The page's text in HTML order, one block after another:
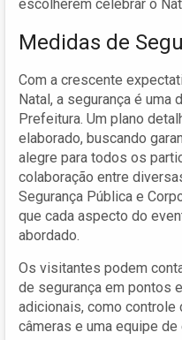
escolherem celebrar o
Medidas de
Com a crescente
Natal, a segurança é
Prefeitura. Um plano
elaborado, buscando
alegre para todos os
colaboração entre
Segurança Pública e
que cada aspecto do
abordado.
Os visitantes podem
de segurança em pontos
adicionais, como
câmeras e uma equipe